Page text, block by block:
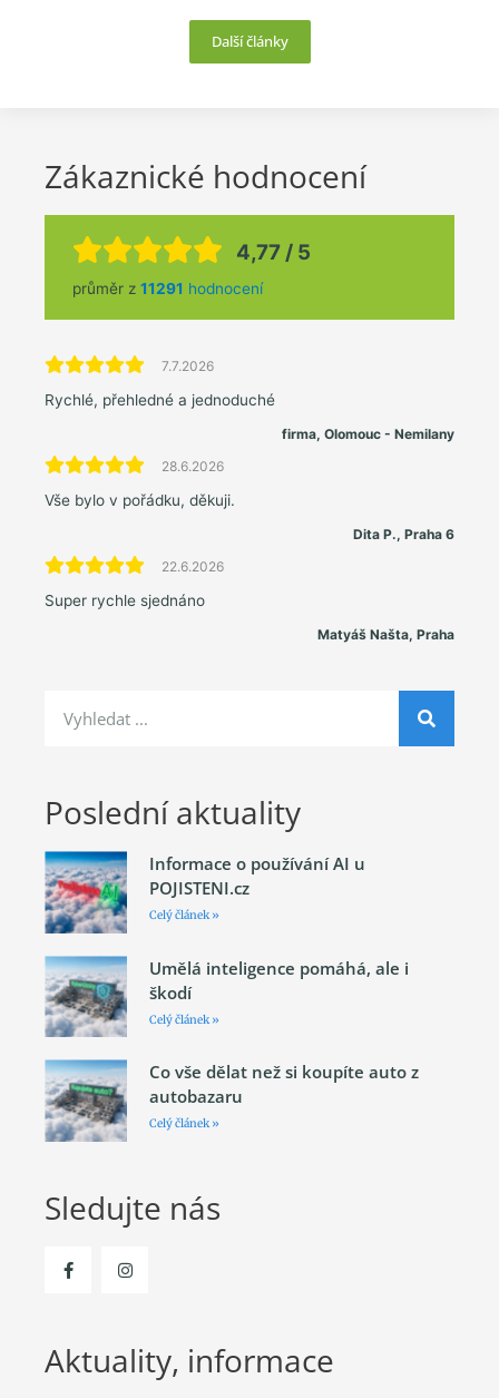
Další články
Zákaznické hodnocení
4,77 / 5
průměr z 11291 hodnocení
7.7.2026
Rychlé, přehledné a jednoduché
firma, Olomouc - Nemilany
28.6.2026
Vše bylo v pořádku, děkuji.
Dita P., Praha 6
22.6.2026
Super rychle sjednáno
Matyáš Našta, Praha
Poslední aktuality
Informace o používání AI u
POJISTENI.cz
Celý článek »
Umělá inteligence pomáhá, ale i
škodí
Celý článek »
Co vše dělat než si koupíte auto z
autobazaru
Celý článek »
Sledujte nás
Aktuality, informace